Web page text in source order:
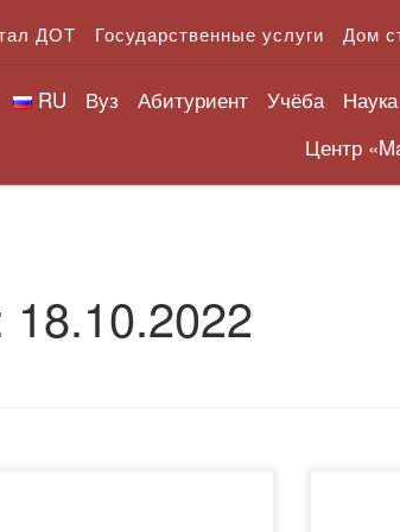
ДОТ Государственные услуги Дом
RU Вуз Абитуриент Учёба Наука
Центр
18.10.2022